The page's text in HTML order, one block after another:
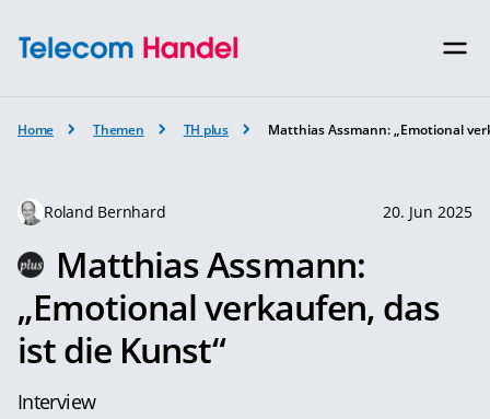
Home Themen TH plus Matthias Assmann: „Emotional
Roland Bernhard 20. Jun 2025
Matthias Assmann:
„Emotional verkaufen, das
ist die Kunst“
Interview